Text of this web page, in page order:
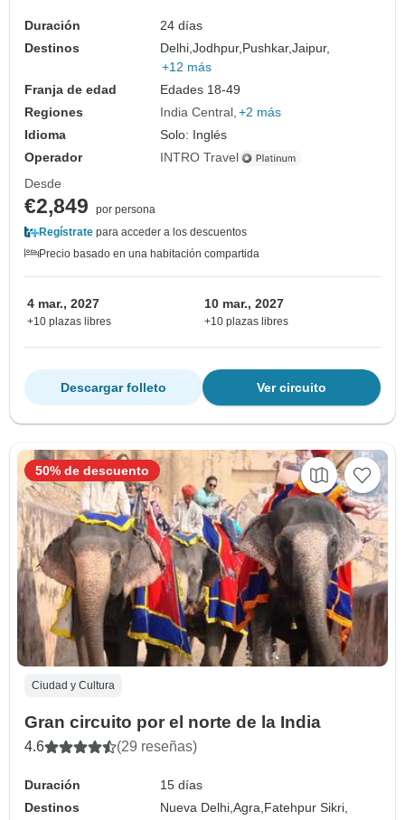
Duración
24 días
Destinos
Delhi,Jodhpur,Pushkar,Jaipur,
+12 más
Franja de edad
Edades 18-49
Regiones
India Central +2 más
Idioma
Solo: Inglés
Operador
INTRO Travel
Desde
€2,849
por persona
Regístrate para acceder a los descuentos
Precio basado en una habitación compartida
4 mar., 2027
+10 plazas libres
10 mar., 2027
+10 plazas libres
Ver circuito
Descargar folleto
Ciudad y Cultura
Gran circuito por el norte de la India
4.6 (29 reseñas)
Duración
15 días
Destinos
Nueva Delhi,Agra, Fatehpur Sikri,
50% de descuento